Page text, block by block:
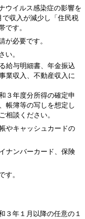
ウイルス感染症の影響を
収入が減少し「住民税
す。
が必要です。
い。
給与明細書、年金振込
業収入、不動産収入に
３年度分所得の確定申
帳簿等の写しを想定し
相談ください。
やキャッシュカードの
ナンバーカード、保険
す。
３年１月以降の任意の１